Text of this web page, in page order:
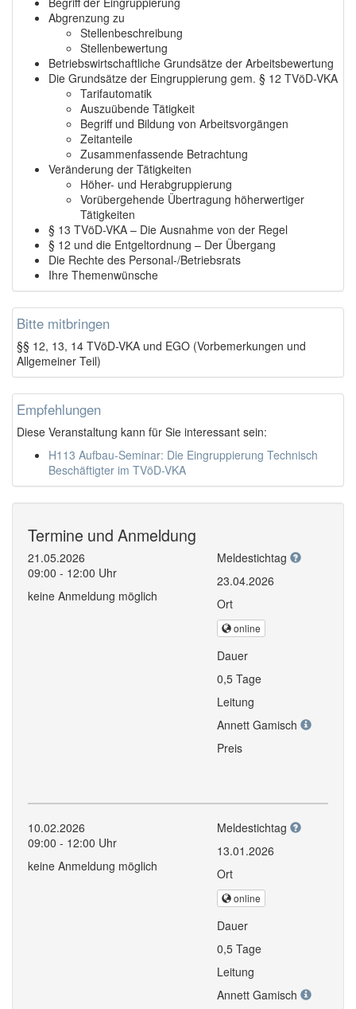
Abgrenzung zu
Stellenbeschreibung
Stellenbewertung
Betriebswirtschaftliche Grundsätze der Arbeitsbewertung
Die Grundsätze der Eingruppierung gem. § 12 TVöD-VKA
Tarifautomatik
Auszuübende Tätigkeit
Begriff und Bildung von Arbeitsvorgängen
Zeitanteile
Zusammenfassende Betrachtung
Veränderung der Tätigkeiten
Höher- und Herabgruppierung
Vorübergehende Übertragung höherwertiger
Tätigkeiten
§ 13 TVöD-VKA – Die Ausnahme von der Regel
§ 12 und die Entgeltordnung – Der Übergang
Die Rechte des Personal-/Betriebsrats
Ihre Themenwünsche
Bitte mitbringen
§§ 12, 13, 14 TVöD-VKA und EGO (Vorbemerkungen und
Allgemeiner Teil)
Empfehlungen
Diese Veranstaltung kann für Sie interessant sein:
H113 Aufbau-Seminar: Die Eingruppierung Technisch
Beschäftigter im TVöD-VKA
Termine und Anmeldung
21.05.2026
09:00 - 12:00 Uhr
keine Anmeldung möglich
Meldestichtag
23.04.2026
Ort
online
Dauer
0,5 Tage
Leitung
Annett Gamisch
Preis
10.02.2026
09:00 - 12:00 Uhr
keine Anmeldung möglich
Meldestichtag
13.01.2026
Ort
online
Dauer
0,5 Tage
Leitung
Annett Gamisch